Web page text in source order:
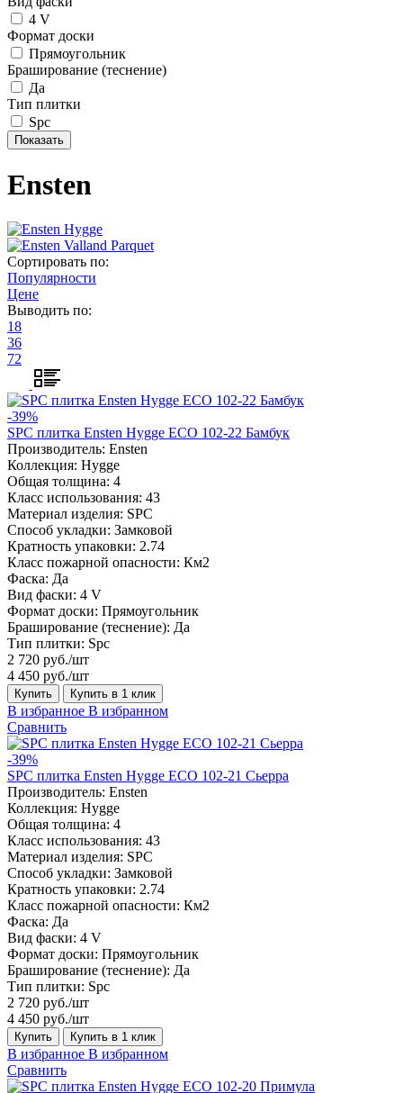
4 V
Формат доски
Прямоугольник
Браширование (теснение)
Да
Тип плитки
Spc
Ensten
Hygge
Valland Parquet
Сортировать по:
Популярности
Цене
Выводить по:
18
36
72
-39%
SPC плитка Ensten Hygge ECO 102-22 Бамбук
Производитель: Ensten
Коллекция: Hygge
Общая толщина: 4
Класс использования: 43
Материал изделия: SPC
Способ укладки: Замковой
Кратность упаковки: 2.74
Класс пожарной опасности: Км2
Фаска: Да
Вид фаски: 4 V
Формат доски: Прямоугольник
Браширование (теснение): Да
Тип плитки: Spc
2 720 руб./шт
4 450 руб./шт
Купить Купить в 1 клик
В избранное В избранном
Сравнить
-39%
SPC плитка Ensten Hygge ECO 102-21 Сьерра
Производитель: Ensten
Коллекция: Hygge
Общая толщина: 4
Класс использования: 43
Материал изделия: SPC
Способ укладки: Замковой
Кратность упаковки: 2.74
Класс пожарной опасности: Км2
Фаска: Да
Вид фаски: 4 V
Формат доски: Прямоугольник
Браширование (теснение): Да
Тип плитки: Spc
2 720 руб./шт
4 450 руб./шт
Купить Купить в 1 клик
В избранное В избранном
Сравнить